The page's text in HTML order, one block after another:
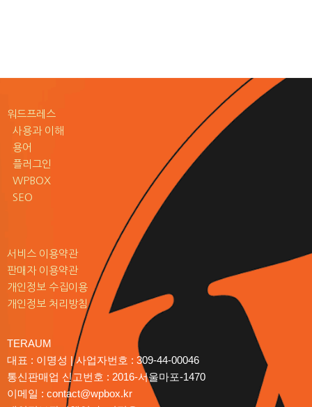
워드프레스
사용과 이해
용어
플러그인
WPBOX
SEO
서비스 이용약관
판매자 이용약관
개인정보 수집이용
개인정보 처리방침
TERAUM
대표 : 이명성 | 사업자번호 : 309-44-00046
통신판매업 신고번호 : 2016-서울마포-1470
이메일 : contact@wpbox.kr